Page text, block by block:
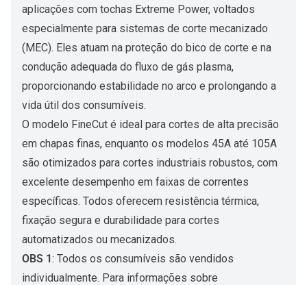
aplicações com tochas Extreme Power, voltados
especialmente para sistemas de corte mecanizado
(MEC). Eles atuam na proteção do bico de corte e na
condução adequada do fluxo de gás plasma,
proporcionando estabilidade no arco e prolongando a
vida útil dos consumíveis.
O modelo FineCut é ideal para cortes de alta precisão
em chapas finas, enquanto os modelos 45A até 105A
são otimizados para cortes industriais robustos, com
excelente desempenho em faixas de correntes
específicas. Todos oferecem resistência térmica,
fixação segura e durabilidade para cortes
automatizados ou mecanizados.
OBS 1: Todos os consumíveis são vendidos
individualmente. Para informações sobre